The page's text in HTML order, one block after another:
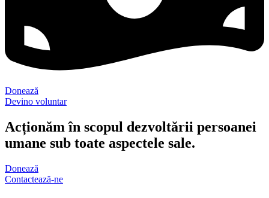
Donează
Devino voluntar
Acționăm în scopul dezvoltării persoanei
umane sub toate aspectele sale.
Donează
Contactează-ne